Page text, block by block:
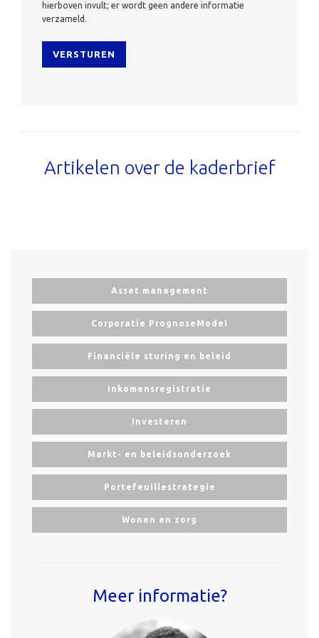
hierboven invult; er wordt geen andere informatie
verzameld.
Artikelen over de kaderbrief
Asset management
Corporatie PrognoseModel
Financiële sturing en beleid
Inkomensregistratie
Investeren
Markt- en beleidsonderzoek
Portefeuillestrategie
Wonen en zorg
Meer informatie?